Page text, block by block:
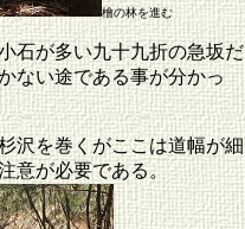
檜の林を進む
石が多い九十九折の急坂だ
ない途である事が分かっ
沢を巻くがここは道幅が細
意が必要である。